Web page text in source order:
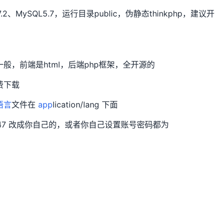
、MySQL5.7，运行目录public，伪静态thinkphp，建议开
，前端是html，后端php框架，全开源的
下载
言文件在 application/lang 下面
成你自己的，或者你自己设置账号密码都为